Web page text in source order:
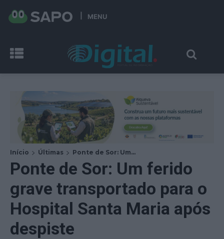
MENU
Início Últimas Ponte de Sor: Um...
Ponte de Sor: Um ferido
grave transportado para o
Hospital Santa Maria após
despiste